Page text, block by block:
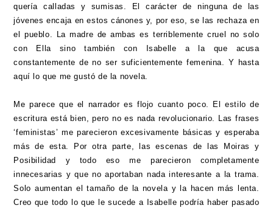
quería calladas y sumisas. El carácter de ninguna de las
jóvenes encaja en estos cánones y, por eso, se las rechaza en
el pueblo. La madre de ambas es terriblemente cruel no solo
con Ella sino también con Isabelle a la que acusa
constantemente de no ser suficientemente femenina. Y hasta
aquí lo que me gustó de la novela.
Me parece que el narrador es flojo cuanto poco. El estilo de
escritura está bien, pero no es nada revolucionario. Las frases
‘feministas’ me parecieron excesivamente básicas y esperaba
más de esta. Por otra parte, las escenas de las Moiras y
Posibilidad y todo eso me parecieron completamente
innecesarias y que no aportaban nada interesante a la trama.
Solo aumentan el tamaño de la novela y la hacen más lenta.
Creo que todo lo que le sucede a Isabelle podría haber pasado